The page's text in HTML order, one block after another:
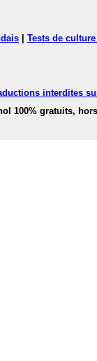
Tests de
interdites
100% gratuits,